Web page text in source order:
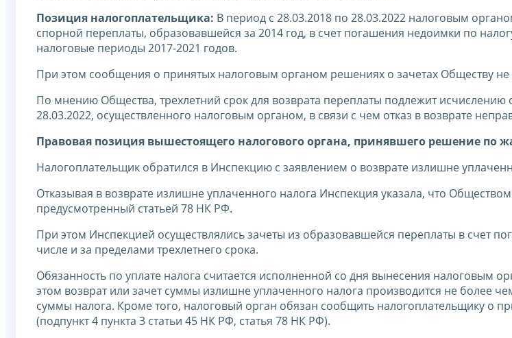
Позиция налогоплательщика: В период с 28.03.2018 по 28.03.2022 налоговым
спорной переплаты, образовавшейся за 2014 год, в счет погашения недоимки по
налоговые периоды 2017-2021 годов.
При этом сообщения о принятых налоговым органом решениях о зачетах Обществу не
По мнению Общества, трехлетний срок для возврата переплаты подлежит исчислению
28.03.2022, осуществленного налоговым органом, в связи с чем отказ в возврате
Правовая позиция вышестоящего налогового органа, принявшего решение по
Налогоплательщик обратился в Инспекцию с заявлением о возврате излишне
Отказывая в возврате излишне уплаченного налога Инспекция указала, что
предусмотренный статьей 78 НК РФ.
При этом Инспекцией осуществлялись зачеты из образовавшейся переплаты в счет
числе и за пределами трехлетнего срока.
Обязанность по уплате налога считается исполненной со дня вынесения налоговым
этом возврат или зачет суммы излишне уплаченного налога производится не более
суммы налога. Кроме того, налоговый орган обязан сообщить налогоплательщику о
(подпункт 4 пункта 3 статьи 45 НК РФ, статья 78 НК РФ).